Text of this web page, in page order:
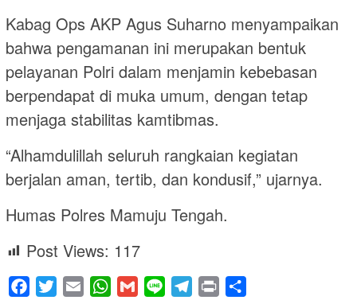
Kabag Ops AKP Agus Suharno menyampaikan
bahwa pengamanan ini merupakan bentuk
pelayanan Polri dalam menjamin kebebasan
berpendapat di muka umum, dengan tetap
menjaga stabilitas kamtibmas.
“Alhamdulillah seluruh rangkaian kegiatan
berjalan aman, tertib, dan kondusif,” ujarnya.
Humas Polres Mamuju Tengah.
Post Views: 117
Facebook
Twitter Email WhatsApp
Gmail Line Telegram
Print